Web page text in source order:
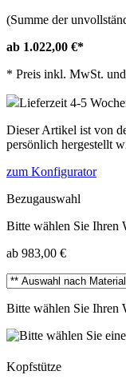
(Summe der
ab 1.022,00 €*
* Preis inkl. MwSt. und
Lieferzeit 4-5
Dieser Artikel ist von
persönlich hergestellt
zum Konfigurator
Bezugauswahl
Bitte wählen Sie Ihren
ab 983,00 €
Bitte wählen Sie Ihren
Kopfstütze